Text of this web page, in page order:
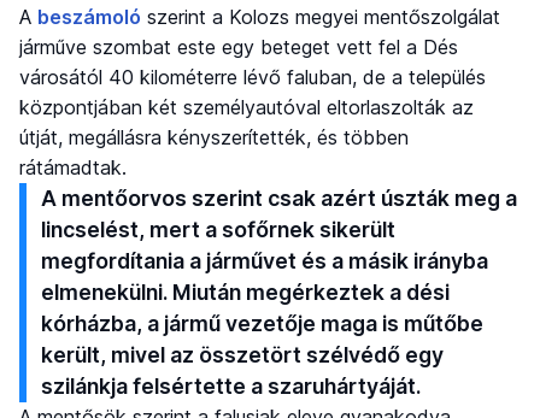
A beszámoló szerint a Kolozs megyei mentőszolgálat
járműve szombat este egy beteget vett fel a Dés
városától 40 kilométerre lévő faluban, de a település
központjában két személyautóval eltorlaszolták az
útját, megállásra kényszerítették, és többen
rátámadtak.
A mentőorvos szerint csak azért úszták meg a
lincselést, mert a sofőrnek sikerült
megfordítania a járművet és a másik irányba
elmenekülni. Miután megérkeztek a dési
kórházba, a jármű vezetője maga is műtőbe
került, mivel az összetört szélvédő egy
szilánkja felsértette a szaruhártyáját.